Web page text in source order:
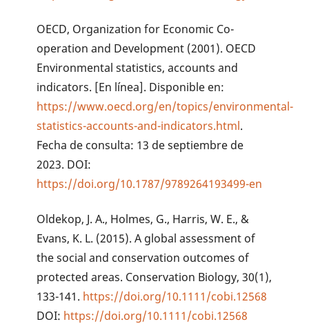
OECD, Organization for Economic Co-
operation and Development (2001). OECD
Environmental statistics, accounts and
indicators. [En línea]. Disponible en:
https://www.oecd.org/en/topics/environmental-
statistics-accounts-and-indicators.html.
Fecha de consulta: 13 de septiembre de
2023. DOI:
https://doi.org/10.1787/9789264193499-en
Oldekop, J. A., Holmes, G., Harris, W. E., &
Evans, K. L. (2015). A global assessment of
the social and conservation outcomes of
protected areas. Conservation Biology, 30(1),
133-141. https://doi.org/10.1111/cobi.12568
DOI: https://doi.org/10.1111/cobi.12568